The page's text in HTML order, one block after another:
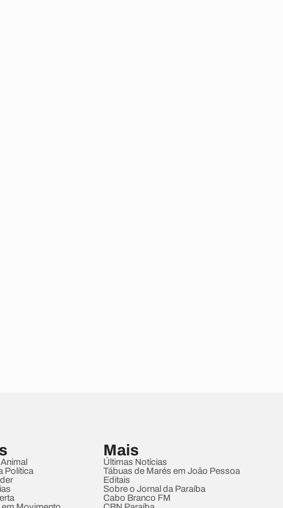
Política
Mais
Últimas Notícias
Tábuas de Marés em João Pessoa
Editais
Sobre o Jornal da Paraíba
Cabo Branco FM